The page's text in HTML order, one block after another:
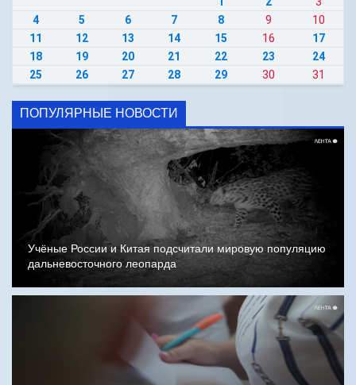
4
5 6 7 8 9
10
11
12 13 14 15 16
17
18
19 20 21 22 23
24
25
26 27 28 29 30 31
ПОПУЛЯРНЫЕ НОВОСТИ
Учёные России и Китая подсчитали мировую популяцию
дальневосточного леопарда